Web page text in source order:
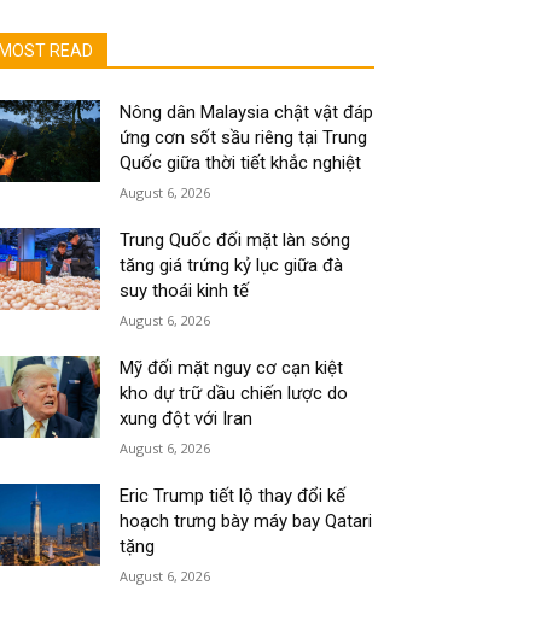
MOST READ
Nông dân Malaysia chật vật đáp
ứng cơn sốt sầu riêng tại Trung
Quốc giữa thời tiết khắc nghiệt
August 6, 2026
Trung Quốc đối mặt làn sóng
tăng giá trứng kỷ lục giữa đà
suy thoái kinh tế
August 6, 2026
Mỹ đối mặt nguy cơ cạn kiệt
kho dự trữ dầu chiến lược do
xung đột với Iran
August 6, 2026
Eric Trump tiết lộ thay đổi kế
hoạch trưng bày máy bay Qatari
tặng
August 6, 2026